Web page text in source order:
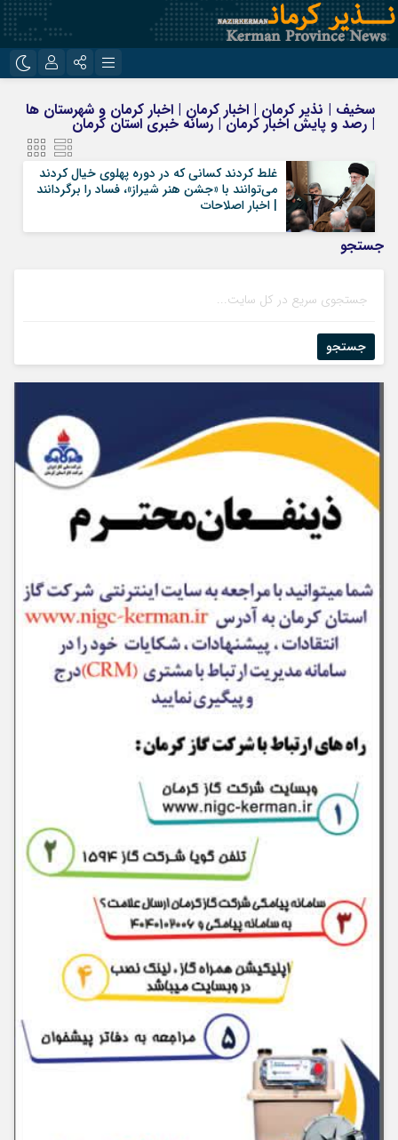
روبیکا
ایتا
رمز عبور
مرا به خاطر بسپار
سخیف | نذیر کرمان | اخبار کرمان | اخبار کرمان و شهرستان ها
| رصد و پایش اخبار کرمان | رسانه خبری استان کرمان
غلط کردند کسانی که در دوره پهلوی خیال کردند
می‌توانند با «جشن هنر شیراز»، فساد را برگردانند
| اخبار اصلاحات
جستجو
جستجو